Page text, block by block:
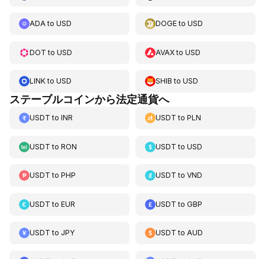
ADAto USD DOGEtoUSD
DOT to USD AVAXtoUSD
LINKto USD SHIB toUSD
ステーブルコインから法定通貨へ
USDT to INR USDT toPLN
USDT to RON USDT toUSD
USDT to PHP USDT toVND
USDT to EUR USDT toGBP
USDT to JPY USDT toAUD